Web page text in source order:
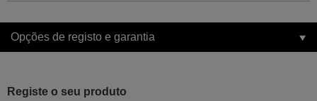
Opções de registo e garantia
Registe o seu produto